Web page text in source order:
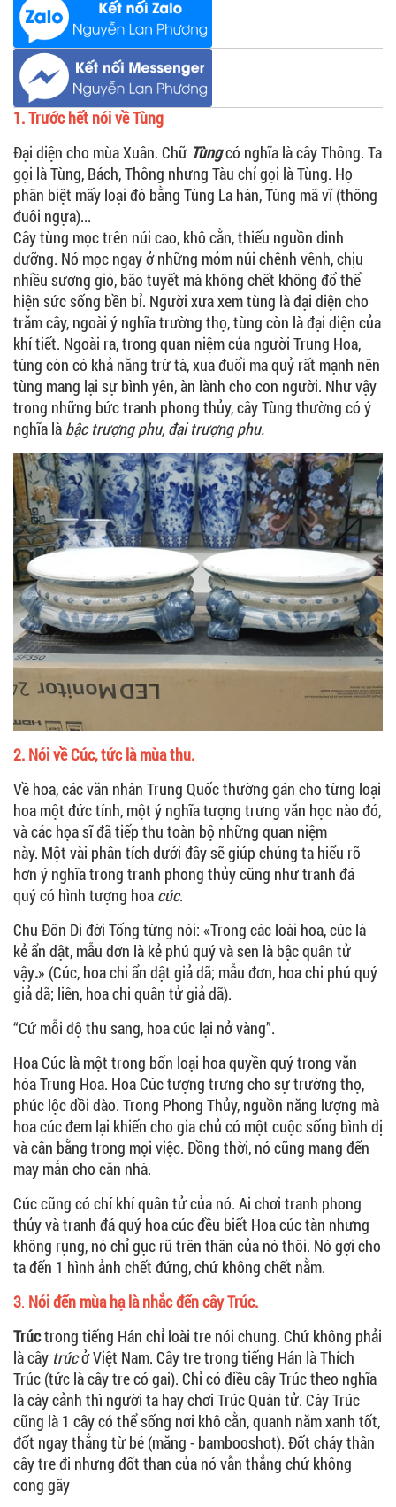
1. Trước hết nói về Tùng
Đại diện cho mùa Xuân. Chữ Tùngcó nghĩa là cây Thông. Ta
gọi là Tùng, Bách, Thông nhưng Tàu chỉ gọi là Tùng. Họ
phân biệt mấy loại đó bằng Tùng La hán, Tùng mã vĩ (thông
đuôi ngựa)...
Cây tùng mọc trên núi cao, khô cằn, thiếu nguồn dinh
dưỡng. Nó mọc ngay ở những mỏm núi chênh vênh, chịu
nhiều sương gió, bão tuyết mà không chết không đổ thể
hiện sức sống bền bỉ. Người xưa xem tùng là đại diện cho
trăm cây, ngoài ý nghĩa trường thọ, tùng còn là đại diện của
khí tiết. Ngoài ra, trong quan niệm của người Trung Hoa,
tùng còn có khả năng trừ tà, xua đuổi ma quỷ rất mạnh nên
tùng mang lại sự bình yên, àn lành cho con người. Như vậy
trong những bức tranh phong thủy, cây Tùng thường có ý
nghĩa là bậc trượng phu, đại trượng phu.
2. Nói về Cúc, tức là mùa thu.
Về hoa, các văn nhân Trung Quốc thường gán cho từng loại
hoa một đức tính, một ý nghĩa tượng trưng văn học nào đó,
và các họa sĩ đã tiếp thu toàn bộ những quan niệm
này. Một vài phân tích dưới đây sẽ giúp chúng ta hiểu rõ
hơn ý nghĩa trong tranh phong thủy cũng như tranh đá
quý có hình tượng hoa cúc.
Chu Đôn Di đời Tống từng nói: «Trong các loài hoa, cúc là
kẻ ẩn dật, mẫu đơn là kẻ phú quý và sen là bậc quân tử
vậy.» (Cúc, hoa chi ẩn dật giả dã; mẫu đơn, hoa chi phú quý
giả dã; liên, hoa chi quân tử giả dã).
“Cứ mỗi độ thu sang, hoa cúc lại nở vàng”.
Hoa Cúc là một trong bốn loại hoa quyền quý trong văn
hóa Trung Hoa. Hoa Cúc tượng trưng cho sự trường thọ,
phúc lộc dồi dào. Trong Phong Thủy, nguồn năng lượng mà
hoa cúc đem lại khiến cho gia chủ có một cuộc sống bình dị
và cân bằng trong mọi việc. Đồng thời, nó cũng mang đến
may mắn cho căn nhà.
Cúc cũng có chí khí quân tử của nó. Ai chơi tranh phong
thủy và tranh đá quý hoa cúc đều biết Hoa cúc tàn nhưng
không rụng, nó chỉ gục rũ trên thân của nó thôi. Nó gợi cho
ta đến 1 hình ảnh chết đứng, chứ không chết nằm.
3. Nói đến mùa hạ là nhắc đến cây Trúc.
Trúctrong tiếng Hán chỉ loài tre nói chung. Chứ không phải
là cây trúcở Việt Nam. Cây tre trong tiếng Hán là Thích
Trúc (tức là cây tre có gai). Chỉ có điều cây Trúc theo nghĩa
là cây cảnh thì người ta hay chơi Trúc Quân tử. Cây Trúc
cũng là 1 cây có thể sống nơi khô cằn, quanh năm xanh tốt,
đốt ngay thẳng từ bé (măng - bambooshot). Đốt cháy thân
cây tre đi nhưng đốt than của nó vẫn thẳng chứ không
cong gãy